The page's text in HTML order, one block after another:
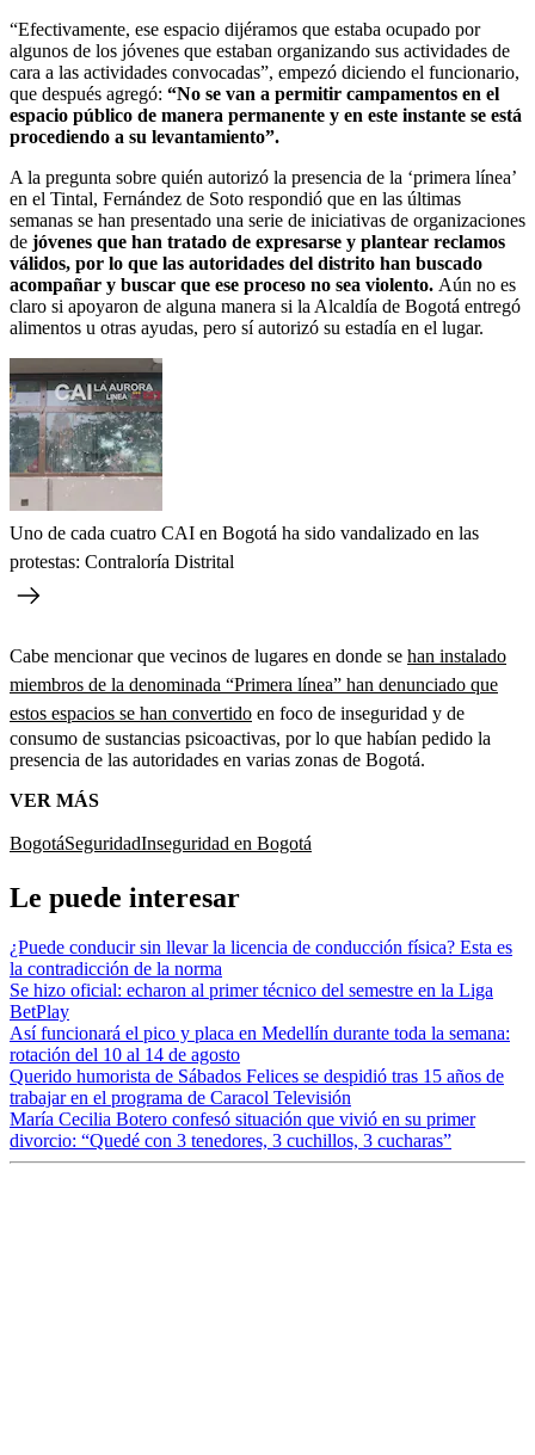
“Efectivamente, ese espacio dijéramos que estaba ocupado por
algunos de los jóvenes que estaban organizando sus actividades de
cara a las actividades convocadas”, empezó diciendo el funcionario,
que después agregó: “No se van a permitir campamentos en el
espacio público de manera permanente y en este instante se está
procediendo a su levantamiento”.
A la pregunta sobre quién autorizó la presencia de la ‘primera línea’
en el Tintal, Fernández de Soto respondió que en las últimas
semanas se han presentado una serie de iniciativas de organizaciones
de jóvenes que han tratado de expresarse y plantear reclamos
válidos, por lo que las autoridades del distrito han buscado
acompañar y buscar que ese proceso no sea violento. Aún no es
claro si apoyaron de alguna manera si la Alcaldía de Bogotá entregó
alimentos u otras ayudas, pero sí autorizó su estadía en el lugar.
Uno de cada cuatro CAI en Bogotá ha sido vandalizado en las
protestas: Contraloría Distrital
Cabe mencionar que vecinos de lugares en donde se han instalado
miembros de la denominada “Primera línea” han denunciado que
estos espacios se han convertido en foco de inseguridad y de
consumo de sustancias psicoactivas, por lo que habían pedido la
presencia de las autoridades en varias zonas de Bogotá.
VER MÁS
BogotáSeguridadInseguridad en Bogotá
Le puede interesar
¿Puede conducir sin llevar la licencia de conducción física? Esta es
la contradicción de la norma
Se hizo oficial: echaron al primer técnico del semestre en la Liga
BetPlay
Así funcionará el pico y placa en Medellín durante toda la semana:
rotación del 10 al 14 de agosto
Querido humorista de Sábados Felices se despidió tras 15 años de
trabajar en el programa de Caracol Televisión
María Cecilia Botero confesó situación que vivió en su primer
divorcio: “Quedé con 3 tenedores, 3 cuchillos, 3 cucharas”